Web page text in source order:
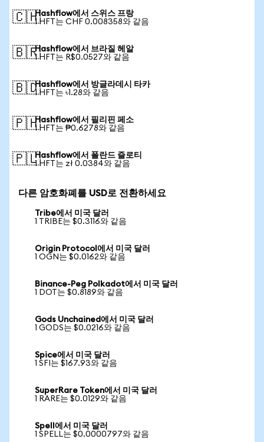
🇨🇭Hashflow에서 스위스 프랑
1 HFT는 CHF 0.008358와 같음
🇧🇷Hashflow에서 브라질 헤알
1 HFT는 R$0.0527와 같음
🇧🇩Hashflow에서 방글라데시 타카
1 HFT는 ৳1.28와 같음
🇵🇭Hashflow에서 필리핀 페소
1 HFT는 ₱0.6278와 같음
🇵🇱Hashflow에서 폴란드 즐로티
1 HFT는 zł 0.0384와 같음
다른 암호화폐를 USD로 전환하세요
Tribe에서 미국 달러
1 TRIBE는 $0.3116와 같음
Origin Protocol에서 미국 달러
1 OGN는 $0.0162와 같음
Binance-Peg Polkadot에서 미국 달러
1 DOT는 $0.8189와 같음
Gods Unchained에서 미국 달러
1 GODS는 $0.0216와 같음
Spice에서 미국 달러
1 SFI는 $167.93와 같음
SuperRare Token에서 미국 달러
1 RARE는 $0.0129와 같음
Spell에서 미국 달러
1 SPELL는 $0.0000797와 같음